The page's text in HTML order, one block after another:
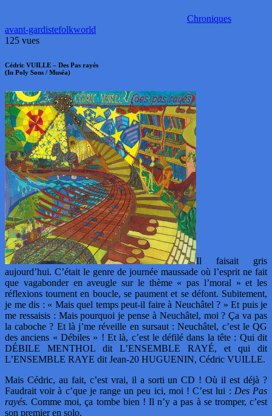
Chroniques
avant-gardistefolkworld
125 vues
Cédric VUILLE – Des Pas rayés
(In Poly Sons / Muséa)
Il faisait gris
aujourd’hui. C’était le genre de journée maussade où l’esprit ne fait
que vagabonder en aveugle sur le thème « pas l’moral » et les
réflexions tournent en boucle, se paument et se défont. Subitement,
je me dis : « Mais quel temps peut-il faire à Neuchâtel ? » Et puis je
me ressaisis : Mais pourquoi je pense à Neuchâtel, moi ? Ça va pas
la caboche ? Et là j’me réveille en sursaut : Neuchâtel, c’est le QG
des anciens « Débiles » ! Et là, c’est le défilé dans la tête : Qui dit
DÉBILE MENTHOL dit L’ENSEMBLE RAYÉ, et qui dit
L’ENSEMBLE RAYE dit Jean-20 HUGUENIN, Cédric VUILLE.
Mais Cédric, au fait, c’est vrai, il a sorti un CD ! Où il est déjà ?
Faudrait voir à c’que je range un peu ici, moi ! C’est lui : Des Pas
rayés. Comme moi, ça tombe bien ! Il n’y a pas à se tromper, c’est
son premier en solo.